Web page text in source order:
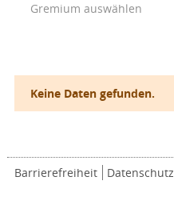
Gremium auswählen
Keine Daten gefunden.
Barrierefreiheit Datenschutz